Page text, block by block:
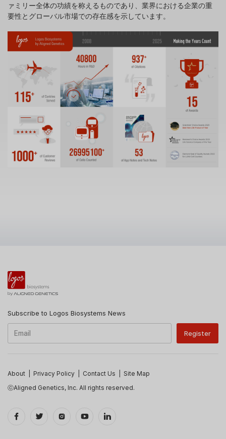
ァミリー全体の功績を称えるものであり、業界における企業の重
要性とグローバル市場での存在感を示しています。
Subscribe to Logos Biosystems News
ⓒAligned Genetics, Inc. All rights reserved.
About Privacy Policy Contact Us Site Map